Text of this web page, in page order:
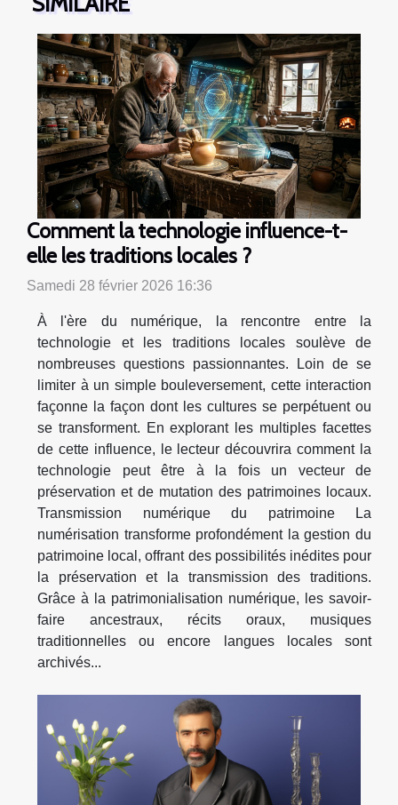
Comment la technologie influence-t-
elle les traditions locales ?
Samedi 28 février 2026 16:36
À l'ère du numérique, la rencontre entre la
technologie et les traditions locales soulève de
nombreuses questions passionnantes. Loin de se
limiter à un simple bouleversement, cette interaction
façonne la façon dont les cultures se perpétuent ou
se transforment. En explorant les multiples facettes
de cette influence, le lecteur découvrira comment la
technologie peut être à la fois un vecteur de
préservation et de mutation des patrimoines locaux.
Transmission numérique du patrimoine La
numérisation transforme profondément la gestion du
patrimoine local, offrant des possibilités inédites pour
la préservation et la transmission des traditions.
Grâce à la patrimonialisation numérique, les savoir-
faire ancestraux, récits oraux, musiques
traditionnelles ou encore langues locales sont
archivés...